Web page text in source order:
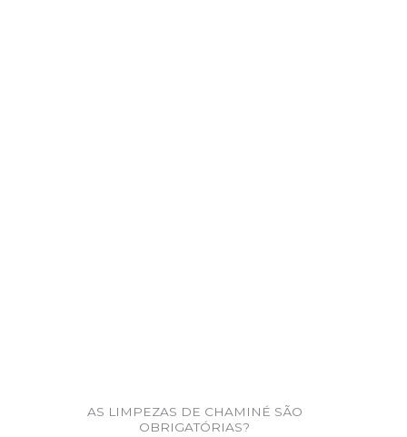
AS LIMPEZAS DE CHAMINÉ SÃO
OBRIGATÓRIAS?